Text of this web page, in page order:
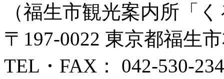
（福生市観光案内所「
〒197-0022 東京都福生
TEL・FAX： 042-530-